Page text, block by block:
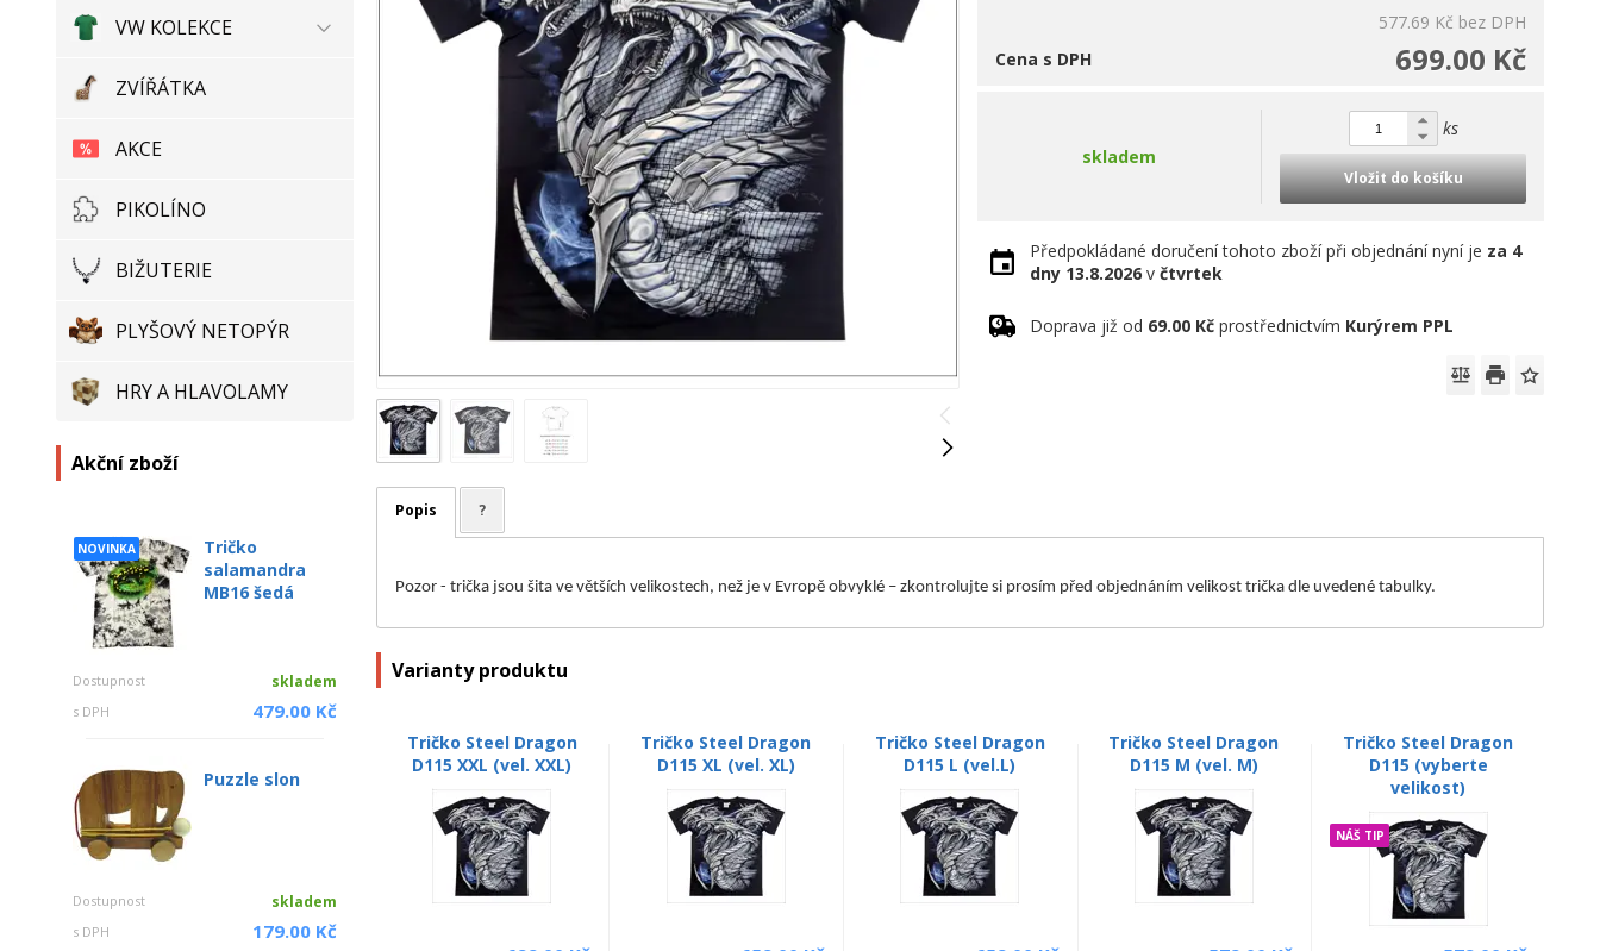
VW KOLEKCE
ZVÍŘÁTKA
AKCE
PIKOLÍNO
BIŽUTERIE
PLYŠOVÝ NETOPÝR
HRY A HLAVOLAMY
Akční zboží
NOVINKA
Tričko
salamandra
MB16 šedá
Dostupnost skladem
s DPH 479.00 Kč
Puzzle slon
Dostupnost skladem
s DPH 179.00 Kč
577.69 Kč bez DPH
699.00 Kč
Cena s DPH
skladem
ks
Vložit do košíku
Předpokládané doručení tohoto zboží při objednání nyní je za 4
dny 13.8.2026 včtvrtek
Doprava již od 69.00 Kč prostřednictvím Kurýrem PPL
Popis ?
Pozor - trička jsou šita ve větších velikostech, než je v Evropě obvyklé – zkontrolujte si prosím před objednáním velikost trička dle uvedené tabulky.
Varianty produktu
Tričko Steel Dragon
D115 XXL (vel. XXL)
Tričko Steel Dragon
D115 XL (vel. XL)
Tričko Steel Dragon
D115 L (vel.L)
Tričko Steel Dragon
D115 M (vel. M)
Tričko Steel Dragon
D115 (vyberte
velikost)
NÁŠ TIP